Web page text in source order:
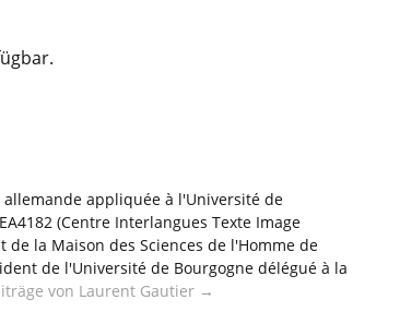
appliquée à l'Université de
(Centre Interlangues Texte Image
de la Maison des Sciences de l'Homme de
de l'Université de Bourgogne délégué à la
von Laurent Gautier →